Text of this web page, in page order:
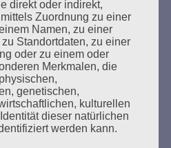
lesezeichen-setzen.de
BEGINNT IN
direkt oder indirekt,
Zuordnung zu einer
Namen, zu einer
Standortdaten, zu einer
oder zu einem oder
Merkmalen, die
genetischen,
kulturellen
dieser natürlichen
werden kann.